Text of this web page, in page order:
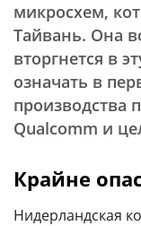
микросхем,
Тайвань. Она
вторгнется в
означать в
производства
Qualcomm и
Крайне
Нидерландская